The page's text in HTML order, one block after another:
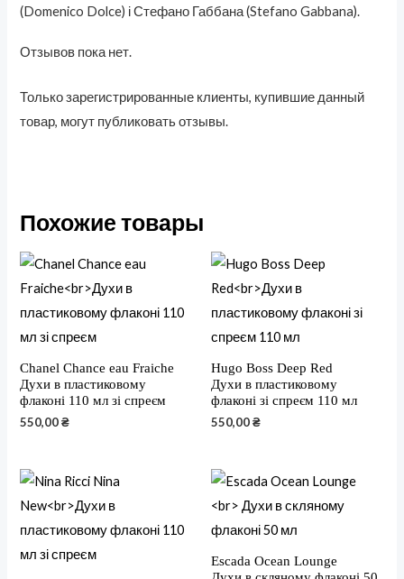
(Domenico Dolce) і Стефано Габбана (Stefano Gabbana).
Отзывов пока нет.
Только зарегистрированные клиенты, купившие данный
товар, могут публиковать отзывы.
Похожие товары
Chanel Chance eau Fraiche
Духи в пластиковому
флаконі 110 мл зі спреєм
550,00₴
Hugo Boss Deep Red
Духи в пластиковому
флаконі зі спреєм 110 мл
550,00₴
Escada Ocean Lounge